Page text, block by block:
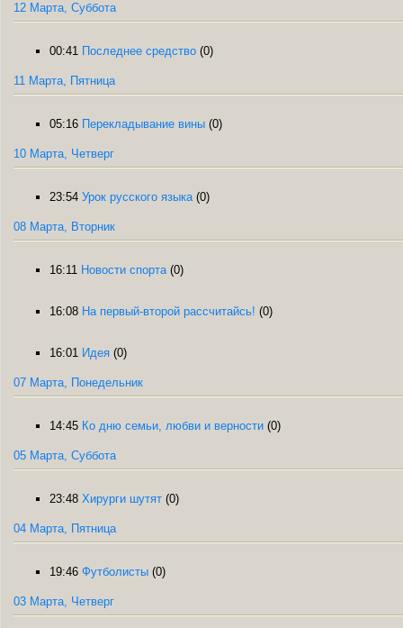
12 Марта, Суббота
00:41 Последнее средство (0)
11 Марта, Пятница
05:16 Перекладывание вины (0)
10 Марта, Четверг
23:54 Урок русского языка (0)
08 Марта, Вторник
16:11 Новости спорта (0)
16:08 На первый-второй рассчитайсь! (0)
16:01 Идея (0)
07 Марта, Понедельник
14:45 Ко дню семьи, любви и верности (0)
05 Марта, Суббота
23:48 Хирурги шутят (0)
04 Марта, Пятница
19:46 Футболисты (0)
03 Марта, Четверг